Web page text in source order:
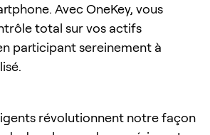
Avec OneKey, vous
total sur vos actifs
participant sereinement à
révolutionnent notre façon